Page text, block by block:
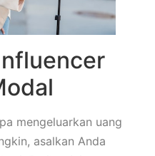
mengeluarkan uang
asalkan Anda